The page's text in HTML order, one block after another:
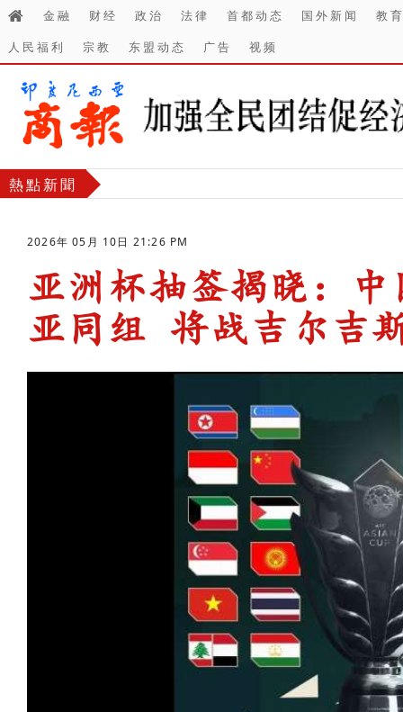
金融 财经 政治 法律 首都动态 国外新闻
教
人民福利
宗教 东盟动态 广告 视频
熱點新聞
2026年 05月 10日 21:26 PM
亚洲杯抽签揭晓：
亚同组 将战吉尔吉